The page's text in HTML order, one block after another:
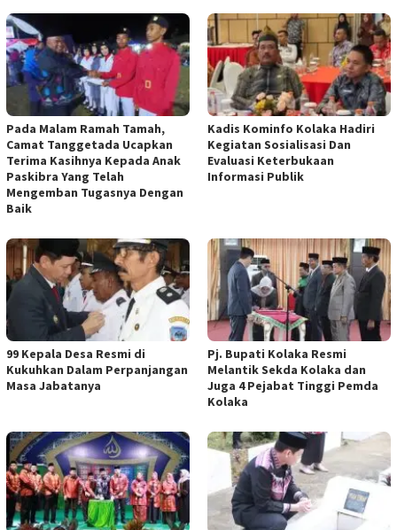
Pada Malam Ramah Tamah,
Camat Tanggetada Ucapkan
Terima Kasihnya Kepada Anak
Paskibra Yang Telah
Mengemban Tugasnya Dengan
Baik
Kadis Kominfo Kolaka Hadiri
Kegiatan Sosialisasi Dan
Evaluasi Keterbukaan
Informasi Publik
99 Kepala Desa Resmi di
Kukuhkan Dalam Perpanjangan
Masa Jabatanya
Pj. Bupati Kolaka Resmi
Melantik Sekda Kolaka dan
Juga 4 Pejabat Tinggi Pemda
Kolaka